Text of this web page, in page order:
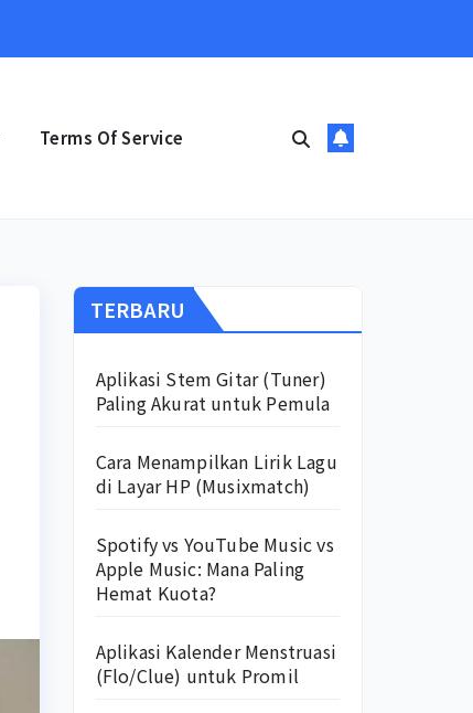
Terms Of Service
TERBARU
Aplikasi Stem Gitar (Tuner)
Paling Akurat untuk Pemula
Cara Menampilkan Lirik Lagu
di Layar HP (Musixmatch)
Spotify vs YouTube Music vs
Apple Music: Mana Paling
Hemat Kuota?
Aplikasi Kalender Menstruasi
(Flo/Clue) untuk Promil